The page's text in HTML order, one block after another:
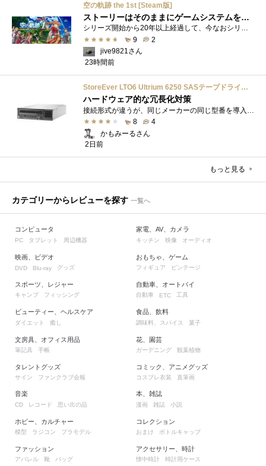
空の軌跡 the 1st [Steam版]
ストーリーはそのままにゲームシステムを現代化
9
2
jive9821さん
23時間前
StoreEver LTO6 Ultrium 6250 SASテープドライブ(内蔵型)
ハードウェア的な冗長化対策
8
4
かもみーるさん
2日前
もっと見る
カテゴリーからレビューを探す 一覧へ
コンピュータ
PC タブレット 周辺機器
映画、ビデオ
DVD Blu-ray グッズ
スポーツ、レジャー
キャンプ フィッシング
ビューティー、ヘルスケア
ダイエット 癒し
文房具、オフィス用品
筆記具 手帳
タレントグッズ
サイン ファンクラブ会報
家電、AV、カメラ
キッチン 映像 オーディオ
おもちゃ、ゲーム
フィギュア ビンテージ
自動車、オートバイ
自動車 ETC 工具
食品、飲料
調味料、スパイス 菓子
花、園芸
ガーデニング 観葉植物
コミック、アニメグッズ
コスプレ衣装 直筆画
音楽
CD レコード 思い出の品
ホビー、カルチャー
模型 ラジコン プラモデル
ファッション
アパレル 靴 バッグ
本、雑誌
漫画 雑誌 小説
コレクション
おまけ ボトルキャップ
アクセサリー、時計
懐中時計 時計用ケース